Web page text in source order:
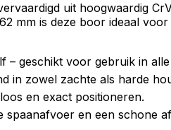
uit hoogwaardig
mm is deze boor ideaal
– geschikt voor gebruik in
in zowel zachte als harde
en exact positioneren.
spaanafvoer en een schone